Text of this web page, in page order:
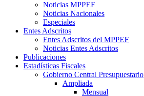
Noticias MPPEF
Noticias Nacionales
Especiales
Entes Adscritos
Entes Adscritos del MPPEF
Noticias Entes Adscritos
Publicaciones
Estadísticas Fiscales
Gobierno Central Presupuestario
Ampliada
Mensual